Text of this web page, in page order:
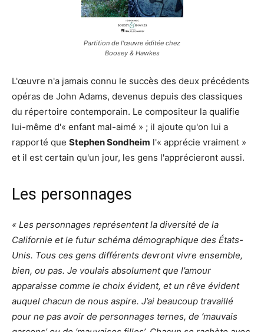
Partition de l'œuvre éditée chez
Boosey & Hawkes
L'œuvre n'a jamais connu le succès des deux précédents
opéras de John Adams, devenus depuis des classiques
du répertoire contemporain. Le compositeur la qualifie
lui-même d'« enfant mal-aimé » ; il ajoute qu'on lui a
rapporté que Stephen Sondheim l'« apprécie vraiment »
et il est certain qu'un jour, les gens l'apprécieront aussi.
Les personnages
« Les personnages représentent la diversité de la
Californie et le futur schéma démographique des États-
Unis. Tous ces gens différents devront vivre ensemble,
bien, ou pas. Je voulais absolument que l’amour
apparaisse comme le choix évident, et un rêve évident
auquel chacun de nous aspire. J’ai beaucoup travaillé
pour ne pas avoir de personnages ternes, de ‘mauvais